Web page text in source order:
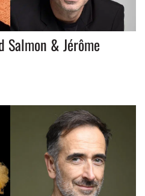
Salmon & Jérôme